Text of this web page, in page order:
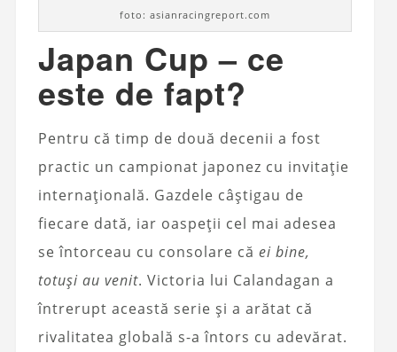
foto: asianracingreport.com
Japan Cup – ce
este de fapt?
Pentru că timp de două decenii a fost
practic un campionat japonez cu invitație
internațională. Gazdele câștigau de
fiecare dată, iar oaspeții cel mai adesea
se întorceau cu consolare că ei bine,
totuși au venit. Victoria lui Calandagan a
întrerupt această serie și a arătat că
rivalitatea globală s-a întors cu adevărat.